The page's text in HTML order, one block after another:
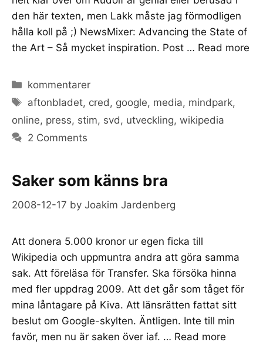
den här texten, men Lakk måste jag förmodligen
hålla koll på ;) NewsMixer: Advancing the State of
the Art – Så mycket inspiration. Post … Read more
Categories
kommentarer
Tags
aftonbladet, cred , google, media, mindpark,
online, press, stim, svd , utveckling, wikipedia
2 Comments
Saker som känns bra
2008-12-17 by Joakim Jardenberg
Att donera 5.000 kronor ur egen ficka till
Wikipedia och uppmuntra andra att göra samma
sak. Att föreläsa för Transfer. Ska försöka hinna
med fler uppdrag 2009. Att det går som tåget för
mina låntagare på Kiva. Att länsrätten fattat sitt
beslut om Google-skylten. Äntligen. Inte till min
favör, men nu är saken över iaf. … Read more